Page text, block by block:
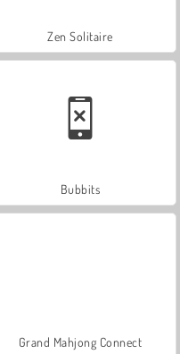
Zen Solitaire
Bubbits
Grand Mahjong Connect